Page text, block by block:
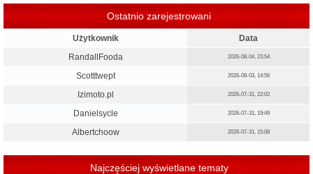
Ostatnio zarejestrowani
Użytkownik
Data
RandallFooda
2026-08-04, 23:54
Scotttwept 2026-08-03, 14:56
Izimoto.pl 2026-07-31, 22:02
Danielsycle 2026-07-31, 19:49
Albertchoow 2026-07-31, 15:08
Najczęściej wyświetlane tematy